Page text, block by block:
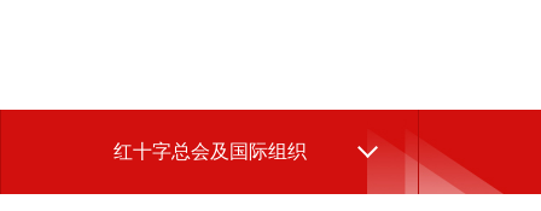
红十字总会及国际组织